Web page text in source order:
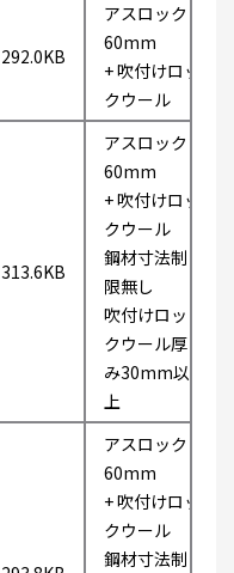
292.0KB
アスロック
60mm
+ 吹付けロッ
クウール
313.6KB
アスロック
60mm
+ 吹付けロッ
クウール
鋼材寸法制
限無し
吹付けロッ
クウール厚
み30mm以
上
アスロック
60mm
+ 吹付けロッ
クウール
鋼材寸法制